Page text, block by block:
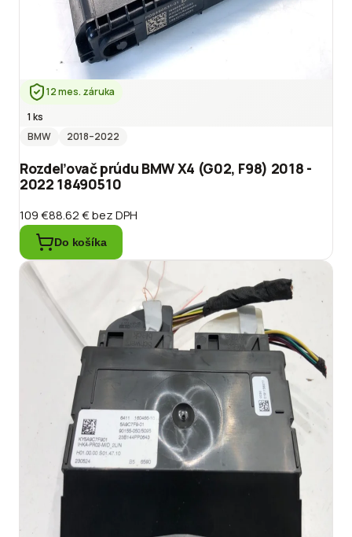
12 mes. záruka
1 ks
BMW
2018–2022
Rozdeľovač prúdu BMW X4 (G02, F98) 2018 -
2022 18490510
109 €88.62 €bez DPH
Do košíka